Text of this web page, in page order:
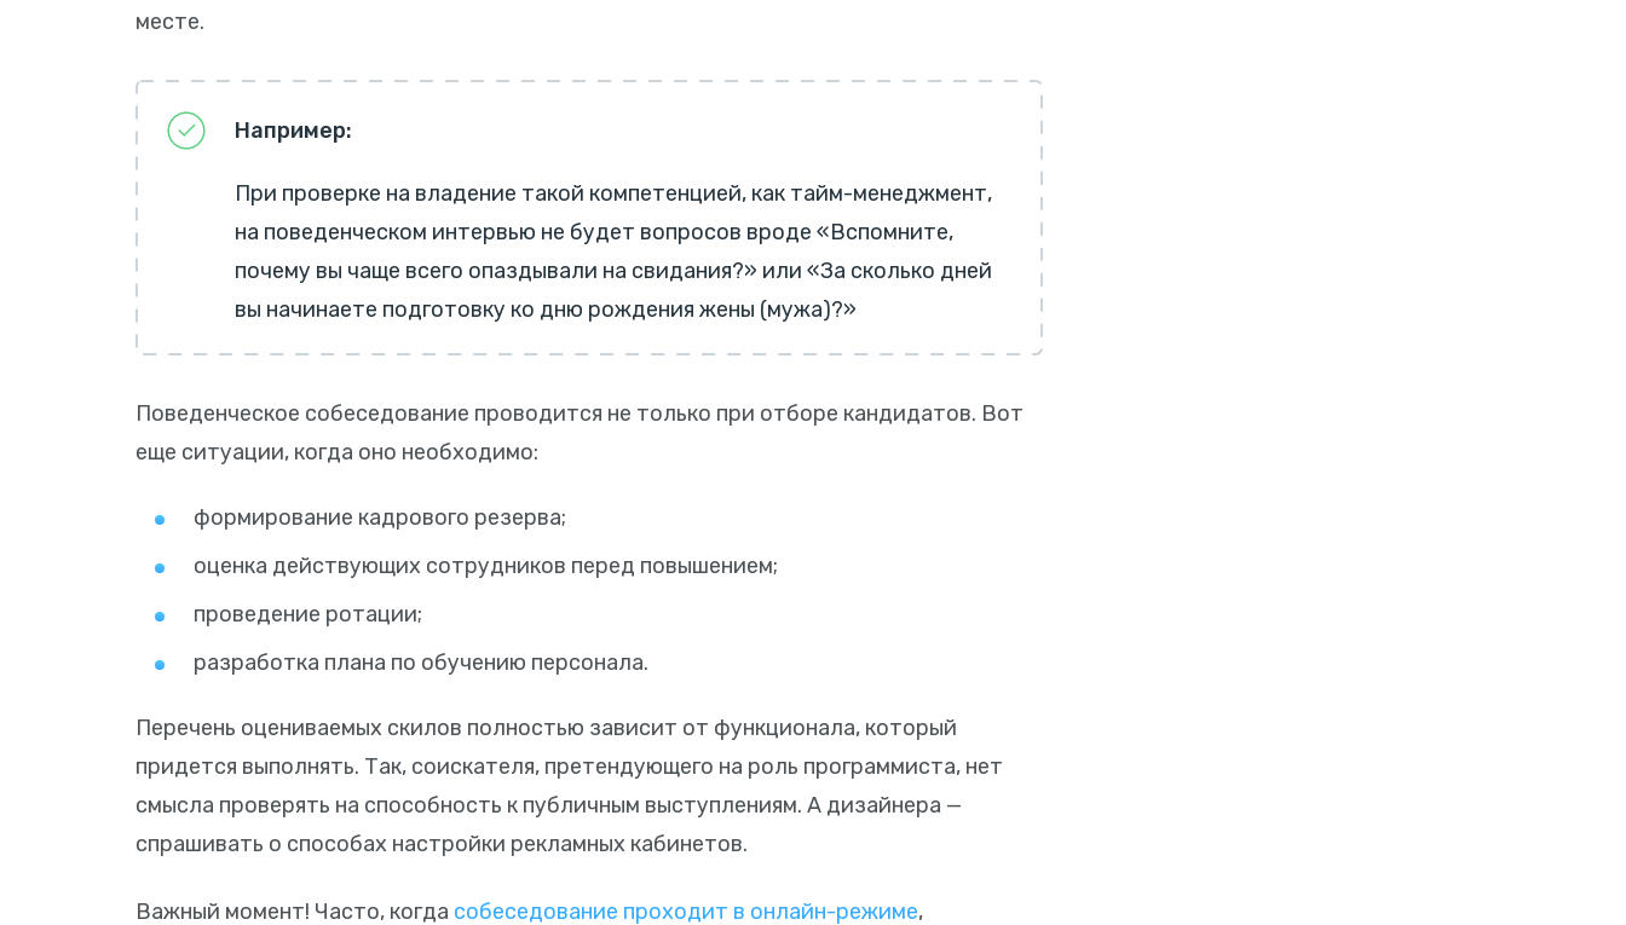
месте.
Например:
При проверке на владение такой компетенцией, как тайм-менеджмент,
на поведенческом интервью не будет вопросов вроде «Вспомните,
почему вы чаще всего опаздывали на свидания?» или «За сколько дней
вы начинаете подготовку ко дню рождения жены (мужа)?»
Поведенческое собеседование проводится не только при отборе кандидатов. Вот
еще ситуации, когда оно необходимо:
формирование кадрового резерва;
оценка действующих сотрудников перед повышением;
проведение ротации;
разработка плана по обучению персонала.
Перечень оцениваемых скилов полностью зависит от функционала, который
придется выполнять. Так, соискателя, претендующего на роль программиста, нет
смысла проверять на способность к публичным выступлениям. А дизайнера —
спрашивать о способах настройки рекламных кабинетов.
Важный момент! Часто, когда собеседование проходит в онлайн-режиме,